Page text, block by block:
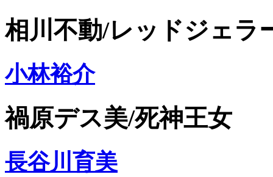
相川不動/レッドジェラ
小林裕介
禍原デス美/死神王女
長谷川育美